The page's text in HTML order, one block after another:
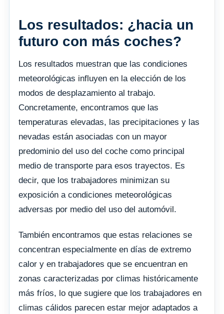
Los resultados: ¿hacia un
futuro con más coches?
Los resultados muestran que las condiciones
meteorológicas influyen en la elección de los
modos de desplazamiento al trabajo.
Concretamente, encontramos que las
temperaturas elevadas, las precipitaciones y las
nevadas están asociadas con un mayor
predominio del uso del coche como principal
medio de transporte para esos trayectos. Es
decir, que los trabajadores minimizan su
exposición a condiciones meteorológicas
adversas por medio del uso del automóvil.
También encontramos que estas relaciones se
concentran especialmente en días de extremo
calor y en trabajadores que se encuentran en
zonas caracterizadas por climas históricamente
más fríos, lo que sugiere que los trabajadores en
climas cálidos parecen estar mejor adaptados a